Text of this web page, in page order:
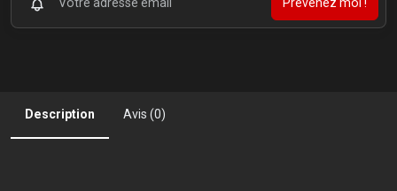
Prévenez moi !
Description Avis (0)